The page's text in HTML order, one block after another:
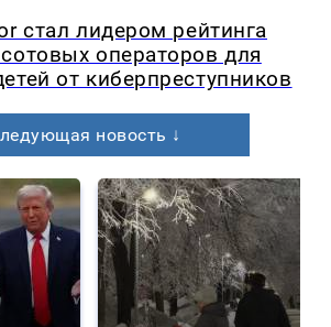
стал лидером рейтинга
операторов для
от киберпреступников
новость ↓